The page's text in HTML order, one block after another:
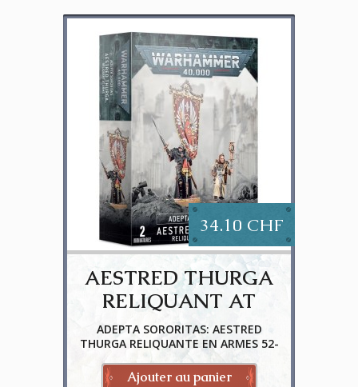
34.10 CHF
AESTRED THURGA
RELIQUANT AT
ARMS
ADEPTA SORORITAS: AESTRED
THURGA RELIQUANTE EN ARMES 52-
36
Ajouter au panier